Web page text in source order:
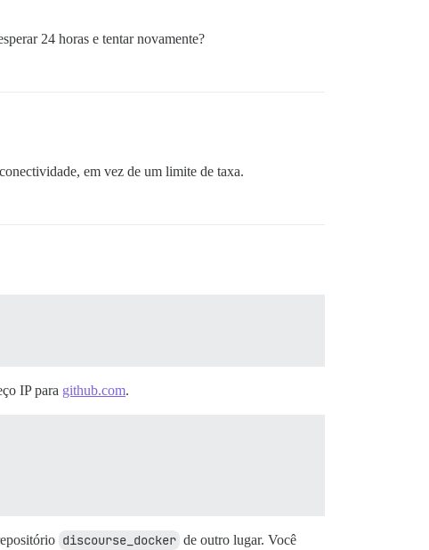
24 horas e tentar novamente?
em vez de um limite de taxa.
IP para github.com.
discourse_docker de outro lugar. Você